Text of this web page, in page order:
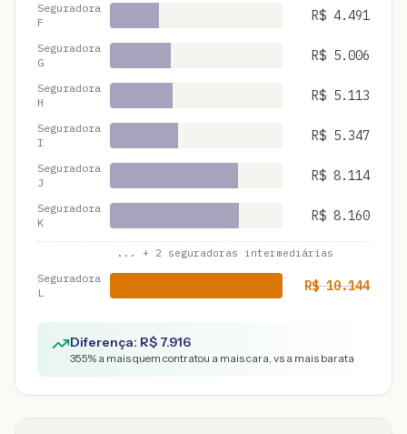
Seguradora
F
R$ 4.491
Seguradora
G
R$ 5.006
Seguradora
H
R$ 5.113
Seguradora
I
R$ 5.347
Seguradora
J
R$ 8.114
Seguradora
K
R$ 8.160
... + 2 seguradoras intermediárias
Seguradora
L
R$10.144
Diferença: R$ 7.916
355% a mais quem contratou a mais cara, vs a mais barata